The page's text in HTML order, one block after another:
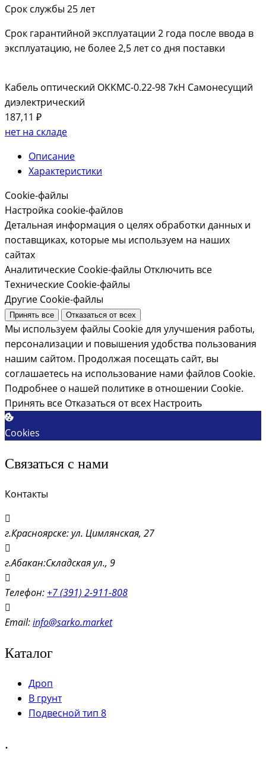
Срок службы 25 лет
Срок гарантийной эксплуатации 2 года после ввода в
эксплуатацию, не более 2,5 лет со дня поставки
Кабель оптический ОККМС-0.22-98 7кН Самонесущий
диэлектрический
187,11 ₽
нет на складе
Описание
Характеристики
Cookie-файлы
Настройка cookie-файлов
Детальная информация о целях обработки данных и
поставщиках, которые мы используем на наших
сайтах
Аналитические Cookie-файлы Отключить все
Технические Cookie-файлы
Другие Cookie-файлы
Принять все Отказаться от всех
Мы используем файлы Cookie для улучшения работы,
персонализации и повышения удобства пользования
нашим сайтом. Продолжая посещать сайт, вы
соглашаетесь на использование нами файлов Cookie.
Подробнее о нашей политике в отношении Cookie.
Принять все Отказаться от всех Настроить
Cookies
Связаться с нами
Контакты
г.Красноярске: ул. Цимлянская, 27
г.Абакан:Складская ул., 9
Телефон: +7 (391) 2-911-808
Email:info@sarko.market
Каталог
Дроп
В грунт
Подвесной тип 8
.